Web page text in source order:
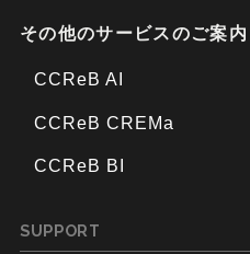
その他のサービスのご案内
CCReB AI
CCReB CREMa
CCReB BI
SUPPORT